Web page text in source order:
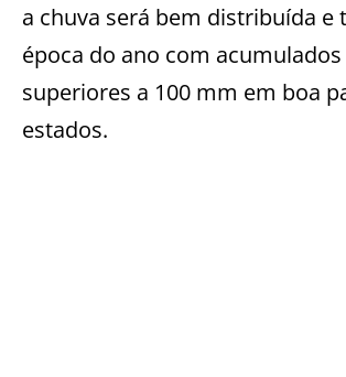
a chuva será bem distribuída e
época do ano com
superiores a 100 mm em boa
estados.